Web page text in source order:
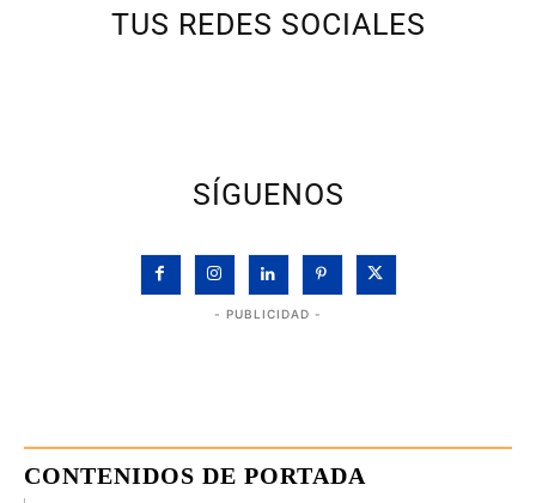
TUS REDES SOCIALES
SÍGUENOS
- PUBLICIDAD -
CONTENIDOS DE PORTADA